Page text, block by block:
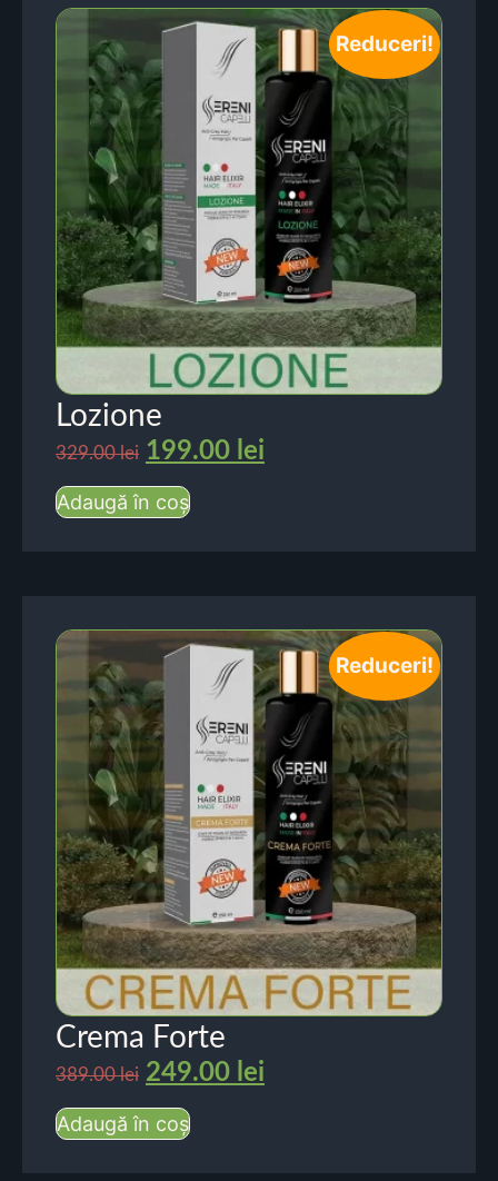
Reduceri!
Lozione
329.00lei 199.00 lei
Adaugă în coș
Reduceri!
Crema Forte
389.00lei 249.00 lei
Adaugă în coș